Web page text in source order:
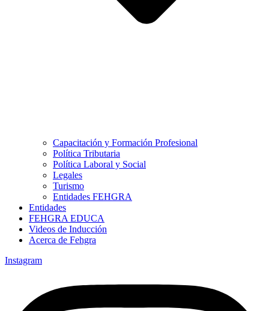
Capacitación y Formación Profesional
Política Tributaria
Política Laboral y Social
Legales
Turismo
Entidades FEHGRA
Entidades
FEHGRA EDUCA
Videos de Inducción
Acerca de Fehgra
Instagram